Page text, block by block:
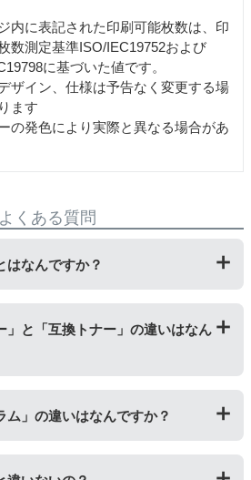
内に表記された印刷可能枚数は、印
数測定基準ISO/IEC19752および
に基づいた値です。
ザイン、仕様は予告なく変更する場
ます
の発色により実際と異なる場合があ
くある質問
はなんですか？
)充填をしたうえで、再度販売して
刷代を節約することができます。
」と「互換トナー」の違いはなん
つ丁寧に製造しているため、比較的
商品です。
正品を模して製造された大量生産さ
ム」の違いはなんですか？